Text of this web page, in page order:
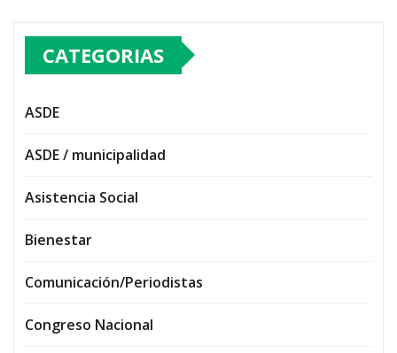
CATEGORIAS
ASDE
ASDE / municipalidad
Asistencia Social
Bienestar
Comunicación/Periodistas
Congreso Nacional